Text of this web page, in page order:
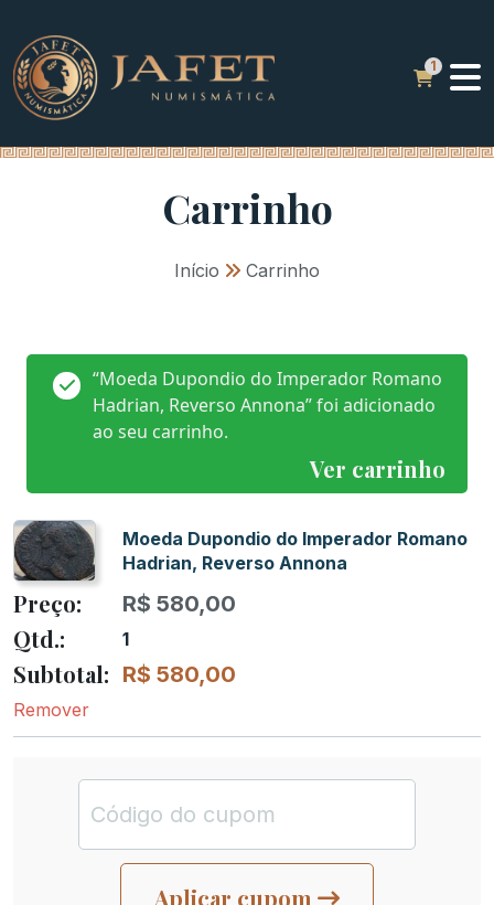
Carrinho
Início » Carrinho
Ver carrinho
“Moeda Dupondio do Imperador Romano
Hadrian, Reverso Annona” foi adicionado
ao seu carrinho.
Moeda Dupondio do Imperador Romano
Hadrian, Reverso Annona
R$ 580,00
1
R$ 580,00
Remover
Aplicar cupom